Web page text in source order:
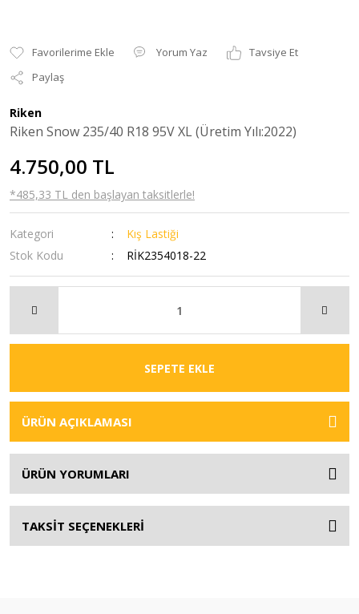
Yorum Yaz
Tavsiye Et
Paylaş
Riken
Riken Snow 235/40 R18 95V XL (Üretim Yılı:2022)
4.750,00 TL
*485,33 TL den başlayan taksitlerle!
Kategori
Kış Lastiği
Stok Kodu
RİK2354018-22
SEPETE EKLE
ÜRÜN AÇIKLAMASI
ÜRÜN YORUMLARI
TAKSİT SEÇENEKLERİ